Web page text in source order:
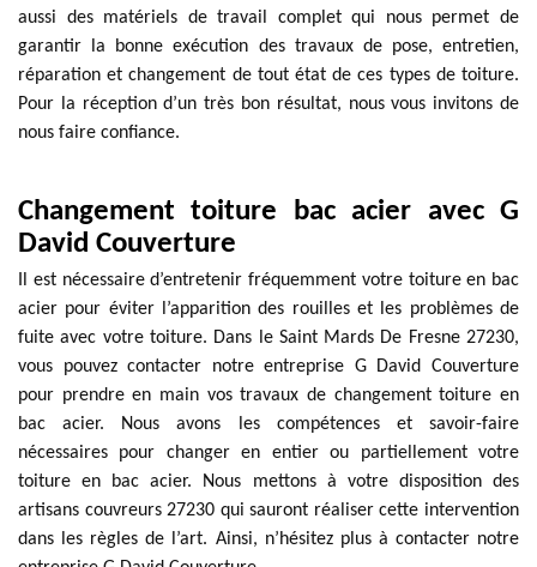
aussi des matériels de travail complet qui nous permet de
garantir la bonne exécution des travaux de pose, entretien,
réparation et changement de tout état de ces types de toiture.
Pour la réception d’un très bon résultat, nous vous invitons de
nous faire confiance.
Changement toiture bac acier avec G
David Couverture
Il est nécessaire d’entretenir fréquemment votre toiture en bac
acier pour éviter l’apparition des rouilles et les problèmes de
fuite avec votre toiture. Dans le Saint Mards De Fresne 27230,
vous pouvez contacter notre entreprise G David Couverture
pour prendre en main vos travaux de changement toiture en
bac acier. Nous avons les compétences et savoir-faire
nécessaires pour changer en entier ou partiellement votre
toiture en bac acier. Nous mettons à votre disposition des
artisans couvreurs 27230 qui sauront réaliser cette intervention
dans les règles de l’art. Ainsi, n’hésitez plus à contacter notre